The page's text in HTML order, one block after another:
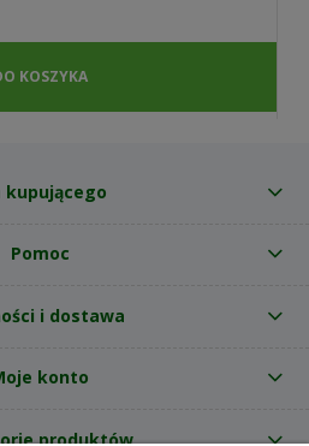
KOSZYKA
kupującego
Pomoc
i dostawa
konto
produktów